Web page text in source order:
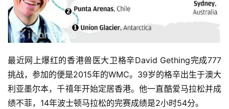
最近网上爆红的香港兽医大卫格辛David Gething完成777
挑战，参加的便是2015年的WMC。 39岁的格辛出生于澳大
利亚墨尔本，千禧年开始定居香港。他一直酷爱马拉松并成
绩不菲，14年波士顿马拉松的完赛成绩是2小时54分。